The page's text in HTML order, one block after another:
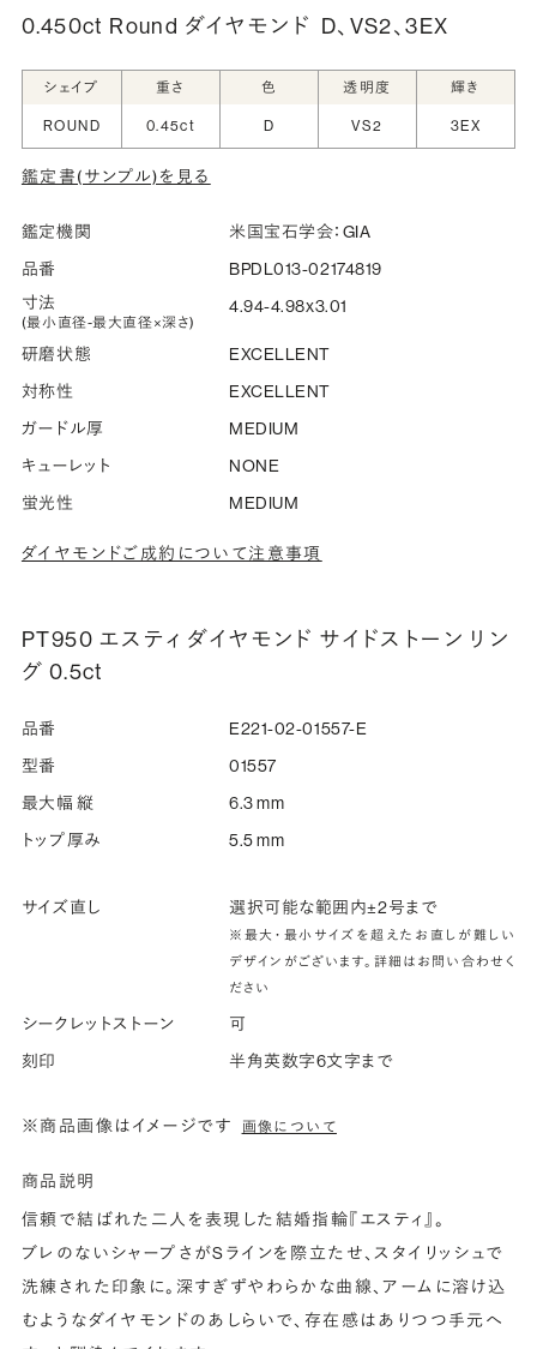
シークレットストーン：指輪の内側に留める宝石のこ
と
指輪の内側に、誕生石やピンクダイヤモンドなど、お好みの
宝石を選んでセッティングすることができます。ショッピング
詳しく見る
0.450ct Round ダイヤモンド D、VS2、3EX
シェイプ 重さ 色 透明度 輝き
ROUND 0.45ct D VS2 3EX
鑑定書(サンプル)を見る
鑑定機関
米国宝石学会：GIA
品番
BPDL013-02174819
寸法
(最小直径-最大直径×深さ)
4.94-4.98x3.01
研磨状態
EXCELLENT
対称性
EXCELLENT
ガードル厚
MEDIUM
キューレット
NONE
蛍光性
MEDIUM
ダイヤモンドご成約について注意事項
PT950 エスティ ダイヤモンド サイドストーン リン
グ 0.5ct
品番
E221-02-01557-E
型番
01557
最大幅 縦
6.3 mm
トップ厚み
5.5 mm
サイズ直し 選択可能な範囲内±2号まで
※最大・最小サイズを超えたお直しが難しい
デザインがございます。詳細はお問い合わせく
ださい
シークレットストーン
可
刻印
半角英数字6文字まで
※商品画像はイメージです 画像について
商品説明
信頼で結ばれた二人を表現した結婚指輪『エスティ』。
ブレのないシャープさがSラインを際立たせ、スタイリッシュで
洗練された印象に。深すぎずやわらかな曲線、アームに溶け込
むようなダイヤモンドのあしらいで、存在感はありつつ手元へ